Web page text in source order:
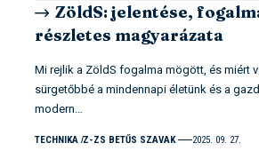
ZöldS: jelentése,
részletes magyarázata
Mi rejlik a ZöldS fogalma mögött, és miért
sürgetőbbé a mindennapi életünk és a
modern…
TECHNIKA Z-ZS BETŰS SZAVAK 2025. 09. 27.